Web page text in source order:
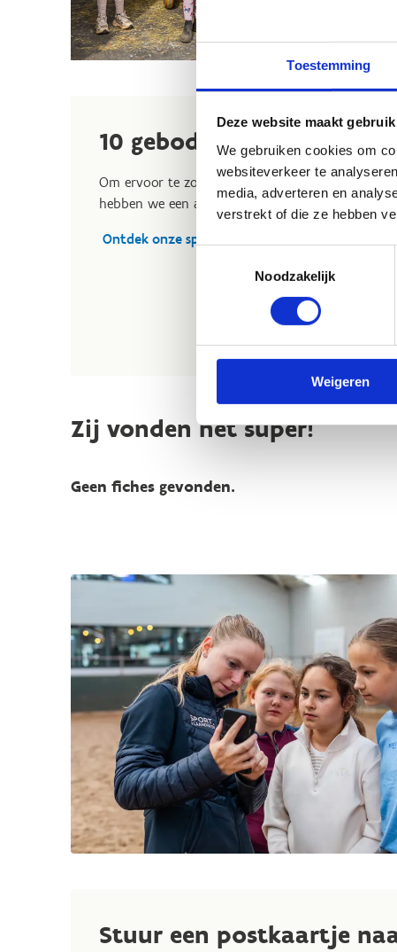
Toestemming
Deze website maakt
We gebruiken cookies om
websiteverkeer te
media, adverteren en
verstrekt of die ze hebben
Noodzakelijk
Weigeren
10 geboden voor een
Om ervoor te zorgen dat iedereen een veilige en
hebben we een aantal duidelijke
Ontdek onze spelregels voor een top sportkamp
Zij vonden het super!
Geen fiches gevonden.
Stuur een postkaartje